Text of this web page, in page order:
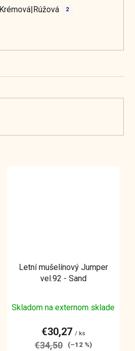
Krémová|Rúžová 2
Letní mušelínový Jumper
vel.92 - Sand
Skladom na externom sklade
€30,27/ ks
€34,50 (–12 %)